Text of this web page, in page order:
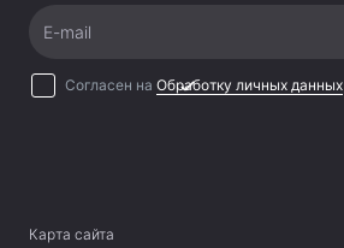
E-mail
Согласен на Обработку личных данных
Карта сайта